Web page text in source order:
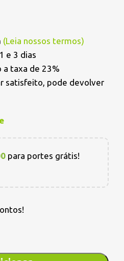
(Leia nossos termos)
e 3 dias
a taxa de 23%
satisfeito, pode devolver
para portes grátis!